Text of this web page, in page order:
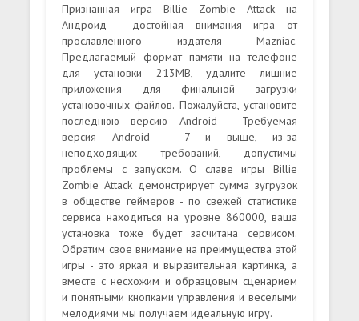
Признанная игра Billie Zombie Attack на
Андроид - достойная внимания игра от
прославленного издателя Mazniac.
Предлагаемый формат памяти на телефоне
для установки 213MB, удалите лишние
приложения для финальной загрузки
установочных файлов. Пожалуйста, установите
последнюю версию Android - Требуемая
версия Android - 7 и выше, из-за
неподходящих требований, допустимы
проблемы с запуском. О славе игры Billie
Zombie Attack демонстрирует сумма зугрузок
в обществе геймеров - по свежей статистике
сервиса находиться на уровне 860000, ваша
установка тоже будет засчитана сервисом.
Обратим свое внимание на преимущества этой
игры - это яркая и выразительная картинка, а
вместе с несхожим и образцовым сценарием
и понятными кнопками управления и веселыми
мелодиями мы получаем идеальную игру.